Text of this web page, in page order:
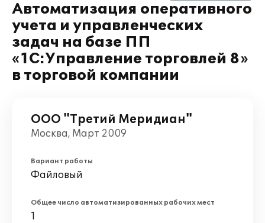
Автоматизация оперативного
учета и управленческих
задач на базе ПП
«1С:Управление торговлей 8»
в торговой компании
ООО "Третий Меридиан"
Москва, Март 2009
Вариант работы
Файловый
Общее число автоматизированных рабочих мест
1